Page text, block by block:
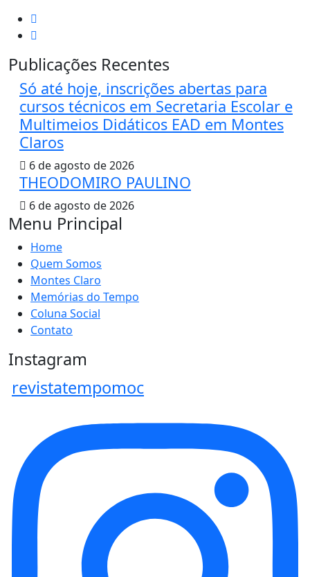
Publicações Recentes
Só até hoje, inscrições abertas para
cursos técnicos em Secretaria Escolar e
Multimeios Didáticos EAD em Montes
Claros
6 de agosto de 2026
THEODOMIRO PAULINO
6 de agosto de 2026
Menu Principal
Home
Quem Somos
Montes Claro
Memórias do Tempo
Coluna Social
Contato
Instagram
revistatempomoc